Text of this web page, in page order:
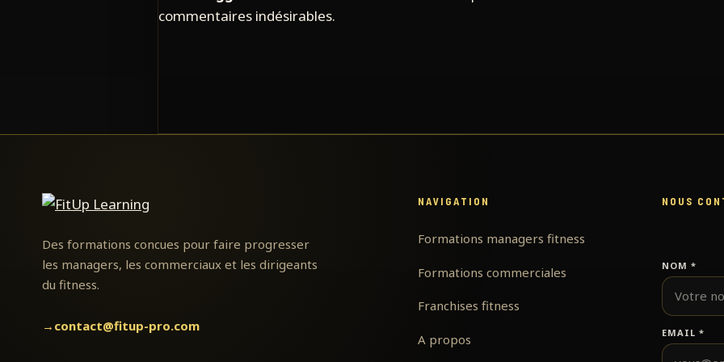
commentaires indésirables.
FitUp
Des formations concues pour faire progresser
les managers, les commerciaux et les dirigeants
du fitness.
→ contact@fitup-pro.com
NAVIGATION
Formations managers fitness
Formations commerciales
Franchises fitness
A propos
NOUS
NOM*
EMAIL*